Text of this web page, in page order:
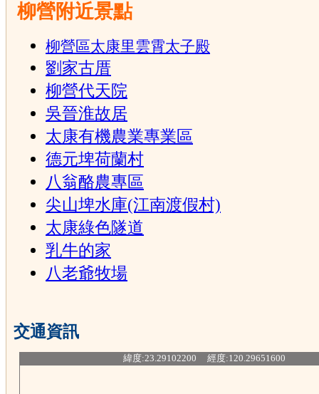
柳營附近景點
柳營區太康里雲霄太子殿
劉家古厝
柳營代天院
吳晉淮故居
太康有機農業專業區
德元埤荷蘭村
八翁酪農專區
尖山埤水庫(江南渡假村)
太康綠色隧道
乳牛的家
八老爺牧場
交通資訊
緯度:23.29102200 經度:120.29651600